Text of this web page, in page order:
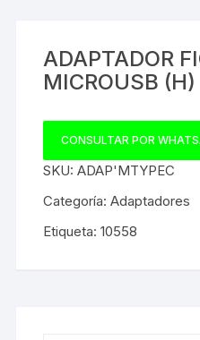
ADAPTADOR
MICROUSB
CONSULTAR POR
SKU:ADAP'MTYPEC
Categoría:Adaptadores
Etiqueta:10558